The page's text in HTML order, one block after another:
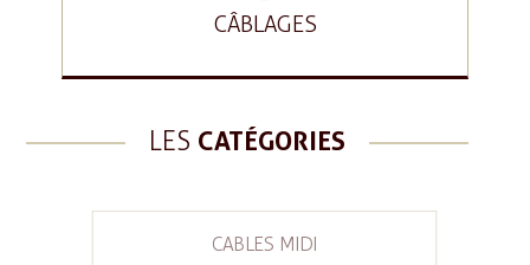
CÂBLAGES
LES CATÉGORIES
CABLES MIDI